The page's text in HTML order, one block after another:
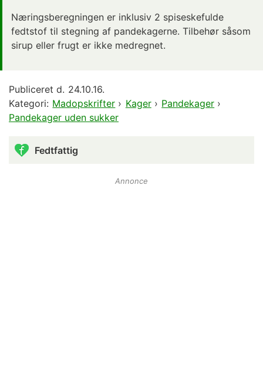
Næringsberegningen er inklusiv 2 spiseskefulde
fedtstof til stegning af pandekagerne. Tilbehør såsom
sirup eller frugt er ikke medregnet.
Publiceret d. 24.10.16.
Kategori: Madopskrifter › Kager› Pandekager ›
Pandekager uden sukker
Fedtfattig
Annonce